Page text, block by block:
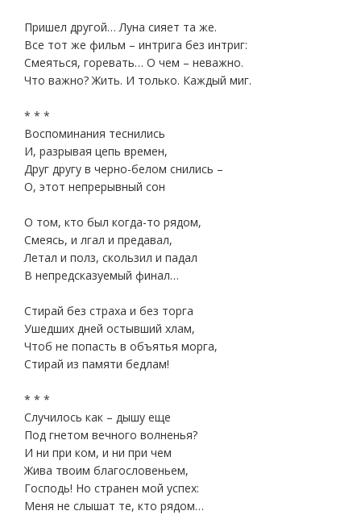
Пришел другой… Луна сияет та же.
Все тот же фильм – интрига без интриг:
Смеяться, горевать… О чем – неважно.
Что важно? Жить. И только. Каждый миг.
* * *
Воспоминания теснились
И, разрывая цепь времен,
Друг другу в черно-белом снились –
О, этот непрерывный сон
О том, кто был когда-то рядом,
Смеясь, и лгал и предавал,
Летал и полз, скользил и падал
В непредсказуемый финал…
Стирай без страха и без торга
Ушедших дней остывший хлам,
Чтоб не попасть в объятья морга,
Стирай из памяти бедлам!
* * *
Случилось как – дышу еще
Под гнетом вечного волненья?
И ни при ком, и ни при чем
Жива твоим благословеньем,
Господь! Но странен мой успех:
Меня не слышат те, кто рядом…